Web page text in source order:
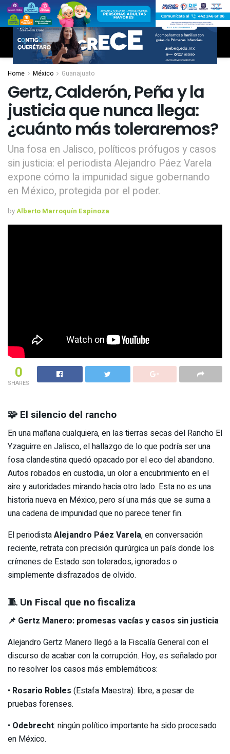
Home México Guanajuato
Gertz, Calderón, Peña y la
justicia que nunca llega:
¿cuánto más toleraremos?
Una fosa en Jalisco, políticos prófugos y casos
sin justicia: el periodista Alejandro Páez Varela
expone cómo la impunidad sigue gobernando
en México, protegida por el poder.
byAlberto Marroquín Espinoza
0
SHARES
🧩 El silencio del rancho
En una mañana cualquiera, en las tierras secas del Rancho El
Yzaguirre en Jalisco, el hallazgo de lo que podría ser una
fosa clandestina quedó opacado por el eco del abandono.
Autos robados en custodia, un olor a encubrimiento en el
aire y autoridades mirando hacia otro lado. Esta no es una
historia nueva en México, pero sí una más que se suma a
una cadena de impunidad que no parece tener fin.
El periodistaAlejandro Páez Varela, en conversación
reciente, retrata con precisión quirúrgica un país donde los
crímenes de Estado son tolerados, ignorados o
simplemente disfrazados de olvido.
🧵 Un Fiscal que no fiscaliza
📌 Gertz Manero: promesas vacías y casos sin justicia
Alejandro Gertz Manero llegó a la Fiscalía General con el
discurso de acabar con la corrupción. Hoy, es señalado por
no resolver los casos más emblemáticos:
• Rosario Robles (Estafa Maestra): libre, a pesar de
pruebas forenses.
• Odebrecht: ningún político importante ha sido procesado
en México.